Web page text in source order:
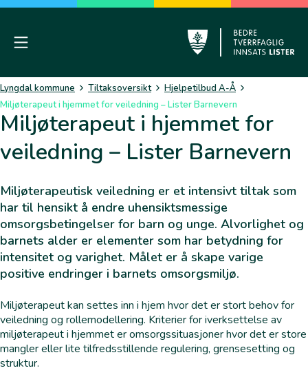
Skip
contentMobile Menu
Lyngdal
Lyngdal kommune Tiltaksoversikt
Hjelpetilbud A-Å
Miljøterapeut i hjemmet for veiledning – Lister Barnevern
Miljøterapeut i hjemmet for
veiledning – Lister Barnevern
Miljøterapeutisk veiledning er et intensivt tiltak som
har til hensikt å endre uhensiktsmessige
omsorgsbetingelser for barn og unge. Alvorlighet og
barnets alder er elementer som har betydning for
intensitet og varighet. Målet er å skape varige
positive endringer i barnets omsorgsmiljø.
Miljøterapeut kan settes inn i hjem hvor det er stort behov for
veiledning og rollemodellering. Kriterier for iverksettelse av
miljøterapeut i hjemmet er omsorgssituasjoner hvor det er store
mangler eller lite tilfredsstillende regulering, grensesetting og
struktur.